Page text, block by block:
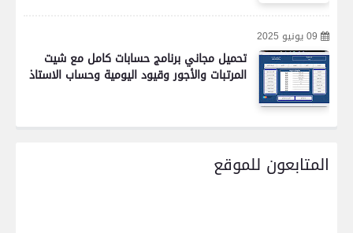
09 يونيو 2025
تحميل مجاني برنامج حسابات كامل مع شيت
المرتبات والأجور وقيود اليومية وحساب الاستاذ
المتابعون للموقع